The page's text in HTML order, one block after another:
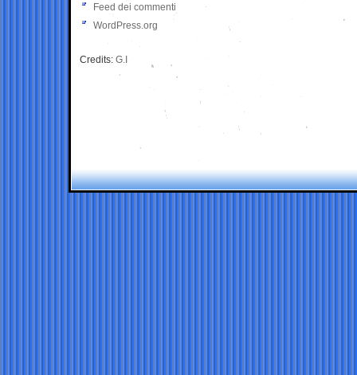
Feed dei commenti
WordPress.org
Credits: G.I